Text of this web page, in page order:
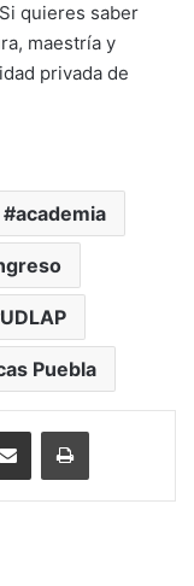
quieres saber
maestría y
privada de
academia
UDLAP
Puebla
Share via Email Print